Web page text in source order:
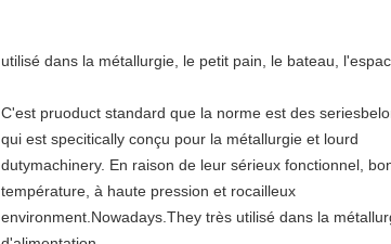
utilisé dans la métallurgie, le petit pain, le bateau,
C'est pruoduct standard que la norme est des
qui est specitically conçu pour la métallurgie et lourd
dutymachinery. En raison de leur sérieux fonctionnel,
température, à haute pression et rocailleux
environment.Nowadays.They très utilisé dans la